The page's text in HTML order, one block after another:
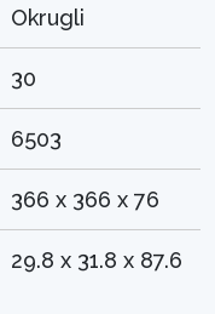
Okrugli
30
6503
366 x 366 x 76
29.8 x 31.8 x 87.6